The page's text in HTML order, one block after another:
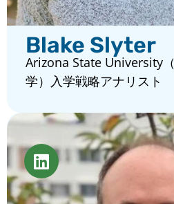
Blake Slyter
Arizona State University
学）入学戦略アナリスト